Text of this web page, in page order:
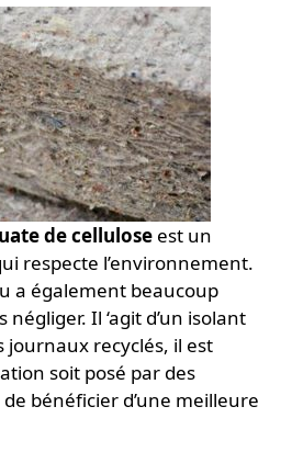
de cellulose est un
respecte l’environnement.
a également beaucoup
négliger. Il ‘agit d’un isolant
recyclés, il est
soit posé par des
bénéficier d’une meilleure